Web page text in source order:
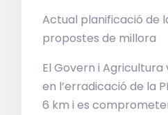
Actual planificació de
propostes de millora
El Govern i
en l’erradicació de la
6 km i es